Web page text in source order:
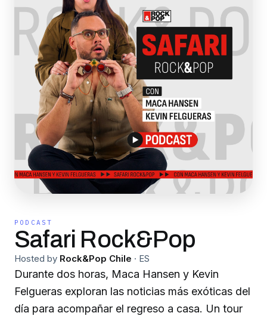
PODCAST
Safari Rock&Pop
Hosted by Rock&Pop Chile · ES
Durante dos horas, Maca Hansen y Kevin
Felgueras exploran las noticias más exóticas del
día para acompañar el regreso a casa. Un tour